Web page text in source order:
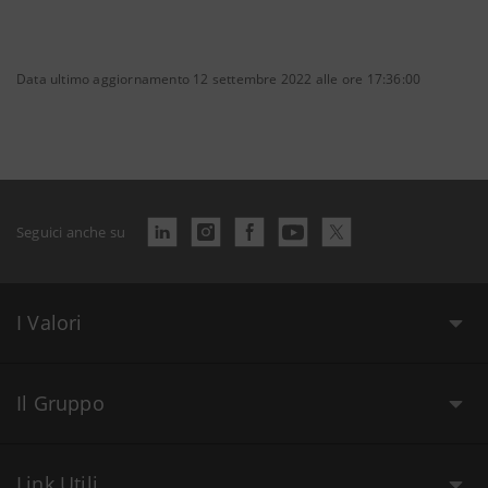
Data ultimo aggiornamento 12 settembre 2022 alle ore 17:36:00
Seguici anche su
I Valori
Il Gruppo